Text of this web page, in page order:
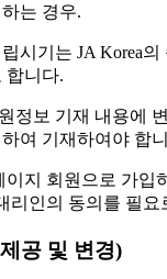
는 경우.
시기는 JA Korea의
합니다.
정보 기재 내용에
여 기재하여야 합
지 회원으로 가입
리인의 동의를 필요
공 및 변경)